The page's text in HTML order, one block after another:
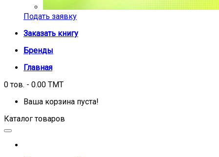
Подать заявку
Заказать книгу
Бренды
Главная
0 тов. - 0.00 TMT
Ваша корзина пуста!
Каталог товаров